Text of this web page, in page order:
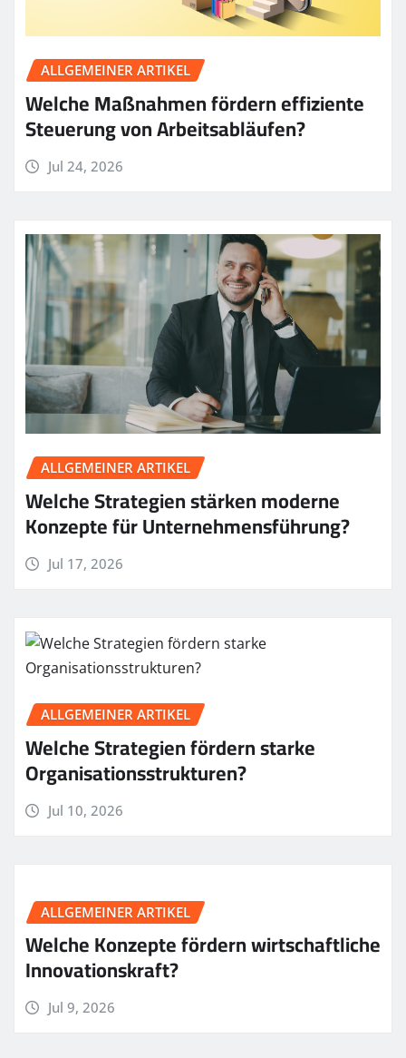
ALLGEMEINER ARTIKEL
Welche Maßnahmen fördern effiziente
Steuerung von Arbeitsabläufen?
Jul 24, 2026
ALLGEMEINER ARTIKEL
Welche Strategien stärken moderne
Konzepte für Unternehmensführung?
Jul 17, 2026
ALLGEMEINER ARTIKEL
Welche Strategien fördern starke
Organisationsstrukturen?
Jul 10, 2026
ALLGEMEINER ARTIKEL
Welche Konzepte fördern wirtschaftliche
Innovationskraft?
Jul 9, 2026